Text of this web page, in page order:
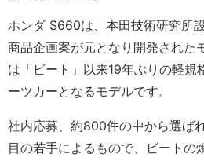
ホンダ S660は、本田技術研究所
商品企画案が元となり開発された
は「ビート」以来19年ぶりの軽規
ーツカーとなるモデルです。
社内応募、約800件の中から選ば
目の若手によるもので、ビートの